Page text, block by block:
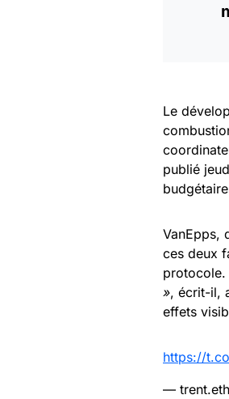
Le
publié
VanEpps,
ces deux
protocole.
», écrit-il,
effets
https://
— trent.eth